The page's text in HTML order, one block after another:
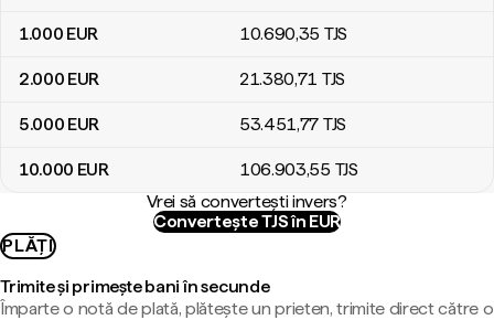
1.000 EUR 10.690,35 TJS
2.000 EUR 21.380,71 TJS
5.000 EUR 53.451,77 TJS
10.000 EUR 106.903,55 TJS
Vrei să convertești invers?
Convertește TJS în EUR
PLĂȚI
Trimite și primește bani în secunde
Împarte o notă de plată, plătește un prieten, trimite direct către o